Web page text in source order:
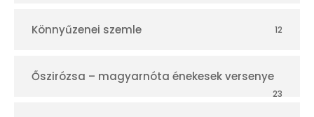
Könnyűzenei szemle 12
Őszirózsa – magyarnóta énekesek versenye
23